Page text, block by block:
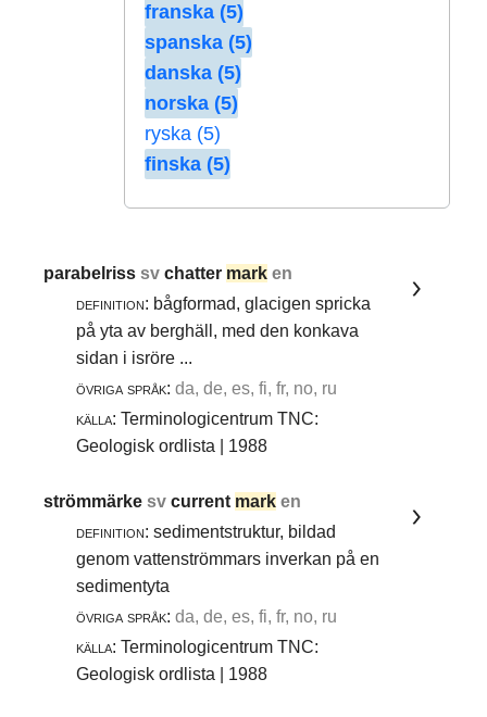
franska (5)
spanska (5)
danska (5)
norska (5)
ryska (5)
finska (5)
parabelrisssvchatter mark en
definition: bågformad, glacigen spricka
på yta av berghäll, med den konkava
sidan i isröre ...
övriga språk: da, de, es, fi, fr, no, ru
källa: Terminologicentrum TNC:
Geologisk ordlista | 1988
strömmärkesvcurrent mark en
definition: sedimentstruktur, bildad
genom vattenströmmars inverkan på en
sedimentyta
övriga språk: da, de, es, fi, fr, no, ru
källa: Terminologicentrum TNC:
Geologisk ordlista | 1988